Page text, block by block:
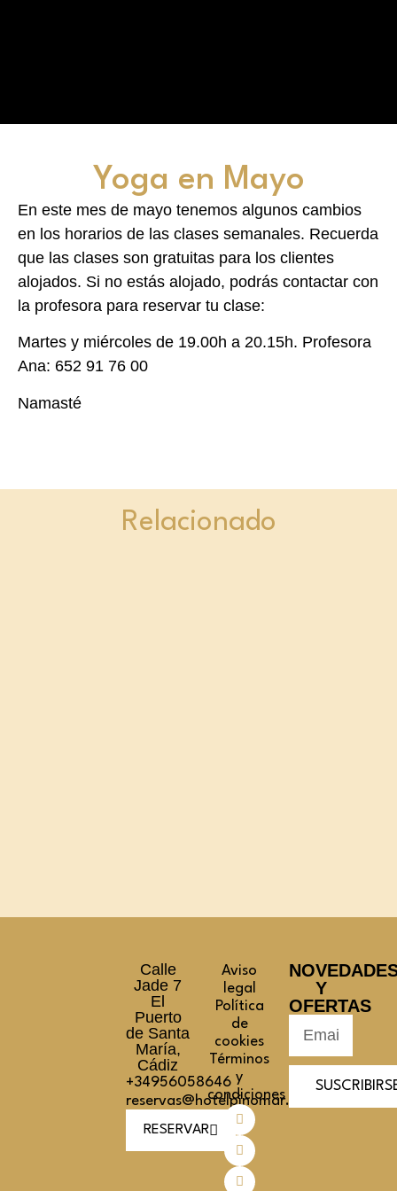
Yoga en Mayo
En este mes de mayo tenemos algunos cambios
en los horarios de las clases semanales. Recuerda
que las clases son gratuitas para los clientes
alojados. Si no estás alojado, podrás contactar con
la profesora para reservar tu clase:
Martes y miércoles de 19.00h a 20.15h. Profesora
Ana: 652 91 76 00
Namasté
Relacionado
Calle
Jade 7
El
Puerto
de Santa
María,
Cádiz
+34956058646
reservas@hotelpinomar.com
RESERVAR
Aviso
legal
Política
de
cookies
Términos
y
condiciones
Y
OFERTAS